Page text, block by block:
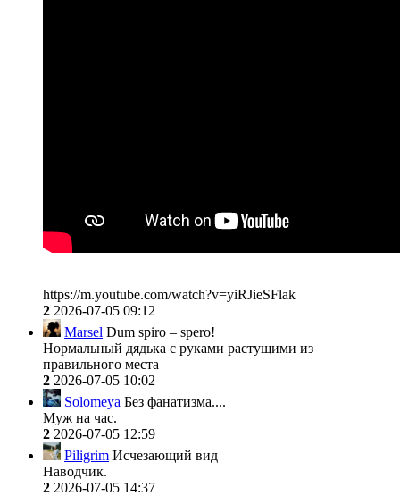
https://m.youtube.com/watch?v=yiRJieSFlak
2 2026-07-05 09:12
Marsel Dum spiro – spero!
Нормальный дядька с руками растущими из
правильного места
2 2026-07-05 10:02
Solomeya Без фанатизма....
Муж на час.
2 2026-07-05 12:59
Piligrim Исчезающий вид
Наводчик.
2 2026-07-05 14:37